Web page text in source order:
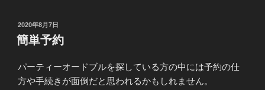
投
稿
日:
2020年8月7日
簡単予約
パーティーオードブルを探している方の中には予約の仕
方や手続きが面倒だと思われるかもしれません。